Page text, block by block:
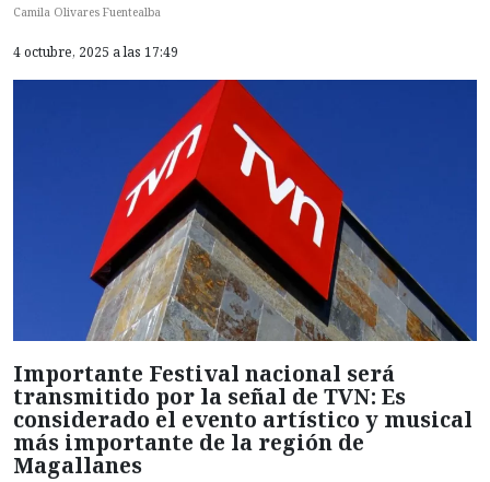
Camila Olivares Fuentealba
4 octubre, 2025 a las 17:49
Importante Festival nacional será
transmitido por la señal de TVN: Es
considerado el evento artístico y musical
más importante de la región de
Magallanes